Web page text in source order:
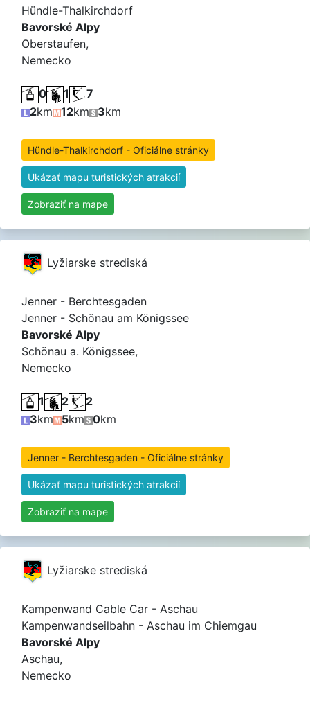
Hündle-Thalkirchdorf
Bavorské Alpy
Oberstaufen,
Nemecko
0 1
7
2km 12km 3km
Hündle-Thalkirchdorf - Oficiálne stránky
Ukázať mapu turistických atrakcií
Zobraziť na mape
Lyžiarske strediská
Jenner - Berchtesgaden
Jenner - Schönau am Königssee
Bavorské Alpy
Schönau a. Königssee,
Nemecko
1 2
2
3km 5km 0km
Jenner - Berchtesgaden - Oficiálne stránky
Ukázať mapu turistických atrakcií
Zobraziť na mape
Lyžiarske strediská
Kampenwand Cable Car - Aschau
Kampenwandseilbahn - Aschau im Chiemgau
Bavorské Alpy
Aschau,
Nemecko